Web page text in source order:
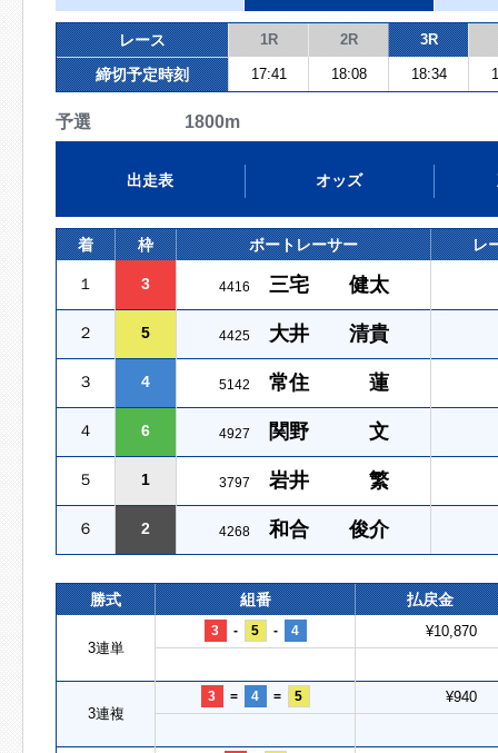
レース 1R 2R 3R
締切予定時刻 17:41 18:08 18:34
予選 1800m
出走表 オッズ
着 枠 ボートレーサー レ
１ 3 4416 三宅 健太
２ 5 4425 大井 清貴
３ 4 5142 常住 蓮
４ 6 4927 関野 文
５ 1 3797 岩井 繁
６ 2 4268 和合 俊介
勝式 組番 払戻金
3連単
3 - 5 - 4 ¥10,870
3連複
3 = 4 = 5 ¥940